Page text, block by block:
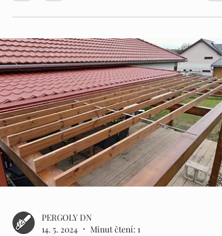
chráněný před ostrými slunečními paprsky i
deštěm....